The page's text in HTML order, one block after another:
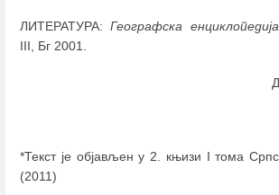
ЛИТЕРАТУРА:Географска
III, Бг 2001.
*Текст је објављен у 2. књизи I тома
(2011)